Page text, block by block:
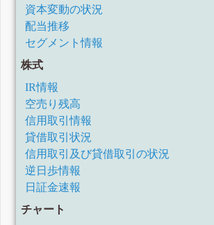
資本変動の状況
配当推移
セグメント情報
株式
IR情報
空売り残高
信用取引情報
貸借取引状況
信用取引及び貸借取引の状況
逆日歩情報
日証金速報
チャート